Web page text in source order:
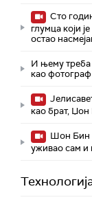
Сто
глумца који
остао
И њему
као
као брат, Џон
Шон Бин
уживао сам и